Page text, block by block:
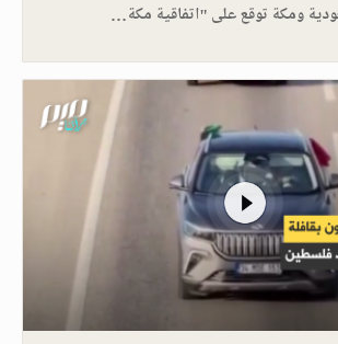
ومكة توقع على "اتفاقية مكة…